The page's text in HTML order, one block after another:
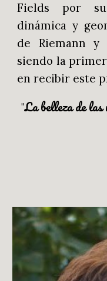
Fields por
dinámica y
de Riemann y
siendo la
en recibir este
"La belleza de las